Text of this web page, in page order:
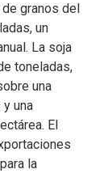
granos del
un
La soja
toneladas,
una
una
El
la